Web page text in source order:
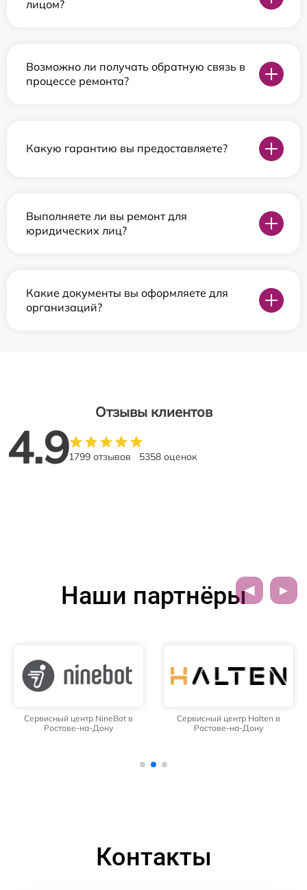
лицом?
Возможно ли получать обратную связь в
процессе ремонта?
Какую гарантию вы предоставляете?
Выполняете ли вы ремонт для
юридических лиц?
Какие документы вы оформляете для
организаций?
Отзывы клиентов
4.91799 отзывов 5358 оценок
Наши партнёры
Сервисный центр NineBot в
Ростове-на-Дону
Сервисный центр Halten в
Ростове-на-Дону
Контакты